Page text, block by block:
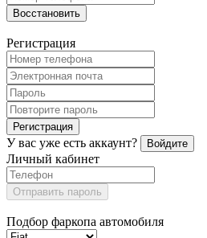
Восстановить
Регистрация
Регистрация
У вас уже есть аккаунт? Войдите
Личный кабинет
Отправить пароль
Подбор фаркопа автомобиля